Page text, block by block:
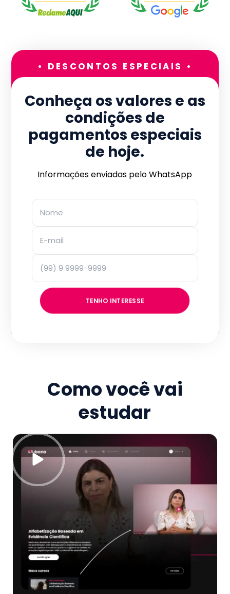
• DESCONTOS ESPECIAIS •
Conheça os valores e as
condições de
pagamentos especiais
de hoje.
Informações enviadas pelo WhatsApp
TENHO INTERESSE
Como você vai
estudar